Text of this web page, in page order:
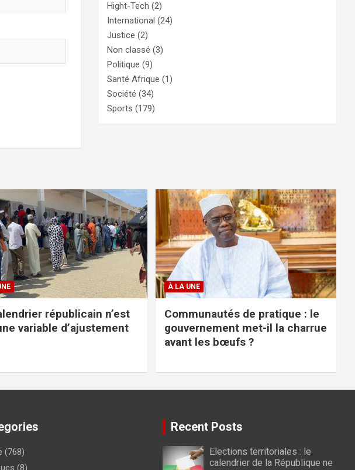
Hight-Tech (2)
International (24)
Justice (2)
Non classé (3)
Politique (9)
Santé Afrique (1)
Société (34)
Sports (179)
républicain n’est
variable d’ajustement
À LA UNE
Communautés de pratique : le
gouvernement met-il la charrue
avant les bœufs ?
(768)
(8)
Recent Posts
Elections territoriales : le
calendrier de la République ne